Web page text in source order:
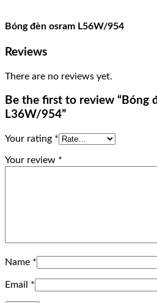
Bóng đèn osram L56W/954
Reviews
There are no reviews yet.
Be the first to review “Bóng
L36W/954”
Your rating *
Your review *
Name *
Email *